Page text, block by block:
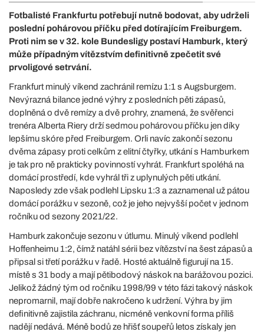
Fotbalisté Frankfurtu potřebují nutně bodovat, aby udrželi
poslední pohárovou příčku před dotírajícím Freiburgem.
Proti nim se v 32. kole Bundesligy postaví Hamburk, který
může případným vítězstvím definitivně zpečetit své
prvoligové setrvání.
Frankfurt minulý víkend zachránil remízu 1:1 s Augsburgem.
Nevýrazná bilance jedné výhry z posledních pěti zápasů,
doplněná o dvě remízy a dvě prohry, znamená, že svěřenci
trenéra Alberta Riery drží sedmou pohárovou příčku jen díky
lepšímu skóre před Freiburgem. Orli navíc zakončí sezonu
dvěma zápasy proti celkům z elitní čtyřky, utkání s Hamburkem
je tak pro ně prakticky povinností vyhrát. Frankfurt spoléhá na
domácí prostředí, kde vyhrál tři z uplynulých pěti utkání.
Naposledy zde však podlehl Lipsku 1:3 a zaznamenal už pátou
domácí porážku v sezoně, což je jeho nejvyšší počet v jednom
ročníku od sezony 2021/22.
Hamburk zakončuje sezonu v útlumu. Minulý víkend podlehl
Hoffenheimu 1:2, čímž natáhl sérii bez vítězství na šest zápasů a
připsal si třetí porážku v řadě. Hosté aktuálně figurují na 15.
místě s 31 body a mají pětibodový náskok na barážovou pozici.
Jelikož žádný tým od ročníku 1998/99 v této fázi takový náskok
nepromarnil, mají dobře nakročeno k udržení. Výhra by jim
definitivně zajistila záchranu, nicméně venkovní forma příliš
nadějí nedává. Méně bodů ze hřišť soupeřů letos získaly jen